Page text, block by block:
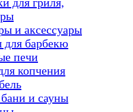
и аксессуары
для барбекю
печи
копчения
и сауны